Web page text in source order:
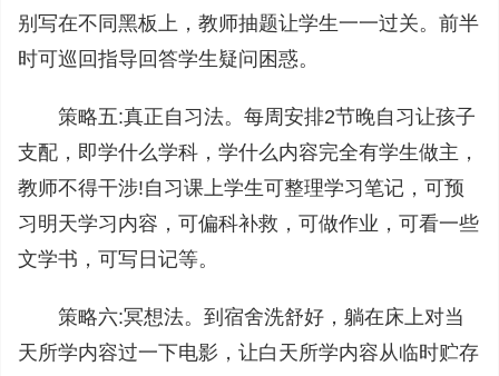
别写在不同黑板上，教师抽题让学生一一过关。前半
时可巡回指导回答学生疑问困惑。
策略五:真正自习法。每周安排2节晚自习让孩子
支配，即学什么学科，学什么内容完全有学生做主，
教师不得干涉!自习课上学生可整理学习笔记，可预
习明天学习内容，可偏科补救，可做作业，可看一些
文学书，可写日记等。
策略六:冥想法。到宿舍洗舒好，躺在床上对当
天所学内容过一下电影，让白天所学内容从临时贮存